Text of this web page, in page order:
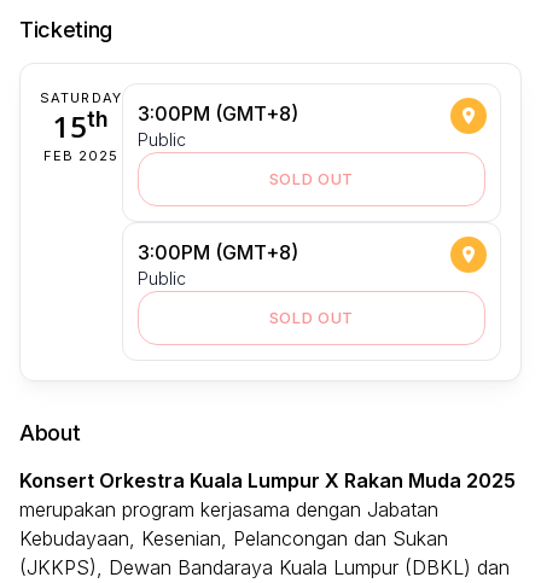
Ticketing
SATURDAY
15th
FEB 2025
3:00PM (GMT+8)
Public
SOLD OUT
3:00PM (GMT+8)
Public
SOLD OUT
About
Konsert Orkestra Kuala Lumpur X Rakan Muda 2025
merupakan program kerjasama dengan Jabatan
Kebudayaan, Kesenian, Pelancongan dan Sukan
(JKKPS), Dewan Bandaraya Kuala Lumpur (DBKL) dan